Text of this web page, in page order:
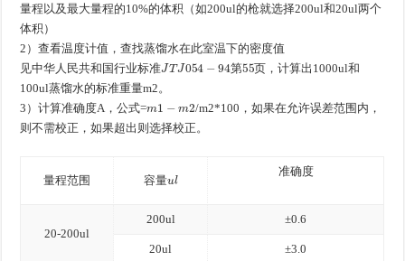
量程以及最大量程的10%的体积（如200ul的枪就选择200ul和20ul两个
体积）
2）查看温度计值，查找蒸馏水在此室温下的密度值
见 中 华 人 民 共 和国 行 业 标准 JTJ054− 第 55页
，计算出1000ul和
100ul蒸馏水的标准重量m2。
3）计算准确度A，公式=
1
/m2*100，如果在允许误差范围内，
则不需校正，如果超出则选择校正。
量程范围 容量 l 准确度
20-200ul
200ul ±0.6
20ul ±3.0